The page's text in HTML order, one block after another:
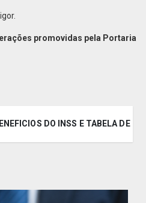
promovidas pela Portaria
DO INSS E TABELA DE